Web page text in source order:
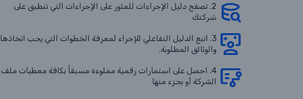
2. تصفح دليل الإجراءات للعثور على الإجراءات التي تنطبق على
شركتك
3. اتبع الدليل التفاعلي للإجراء لمعرفة الخطوات التي يجب اتخاذها
والوثائق المطلوبة.
4. احصل على استمارات رقمية مملوءة مسبقاً بكافة معطيات ملف
الشركة أو بجزء منها